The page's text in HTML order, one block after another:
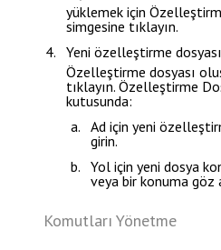
yüklemek için
simgesine tıklayın.
Yeni özelleştirme
Özelleştirme dosyası
tıklayın.Özelleştirme
kutusunda:
Ad için yeni
girin.
Yol için yeni dosya
veya bir konuma göz
Komutları Yönetme